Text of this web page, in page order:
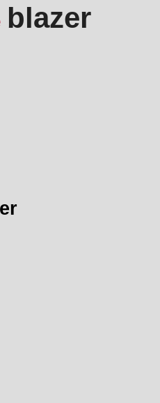
blazer